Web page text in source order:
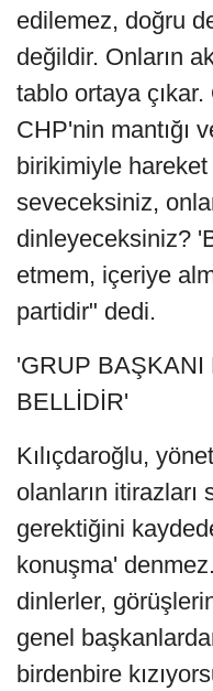
edilemez, doğru
değildir. Onların
tablo ortaya çıkar.
CHP'nin mantığı
birikimiyle hareket
seveceksiniz,
dinleyeceksiniz?
etmem, içeriye
partidir" dedi.
'GRUP BAŞKANI
BELLİDİR'
Kılıçdaroğlu,
olanların
gerektiğini
konuşma'
dinlerler,
genel
birdenbire